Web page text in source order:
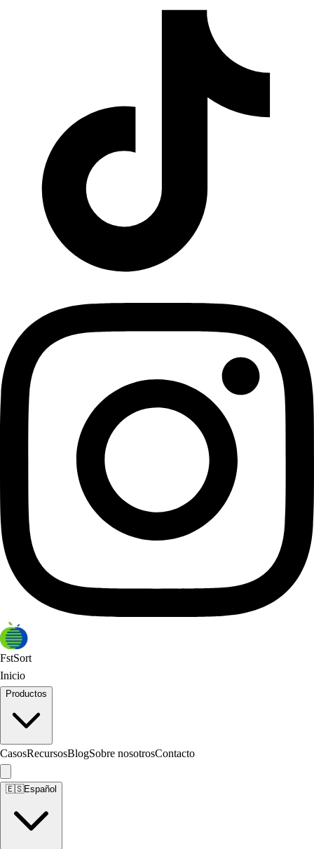
FstSort
Inicio
Productos
CasosRecursosBlogSobre nosotrosContacto
🇪🇸Español